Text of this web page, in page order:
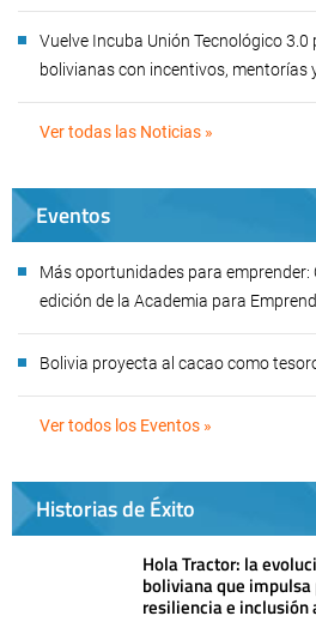
Vuelve Incuba Unión Tecnológico
bolivianas con incentivos, mentorías
Ver todas las Noticias »
Eventos
Más oportunidades para
edición de la Academia para
Bolivia proyecta al cacao como
Ver todos los Eventos »
Historias de Éxito
Hola Tractor: la
boliviana que
resiliencia e inclusión